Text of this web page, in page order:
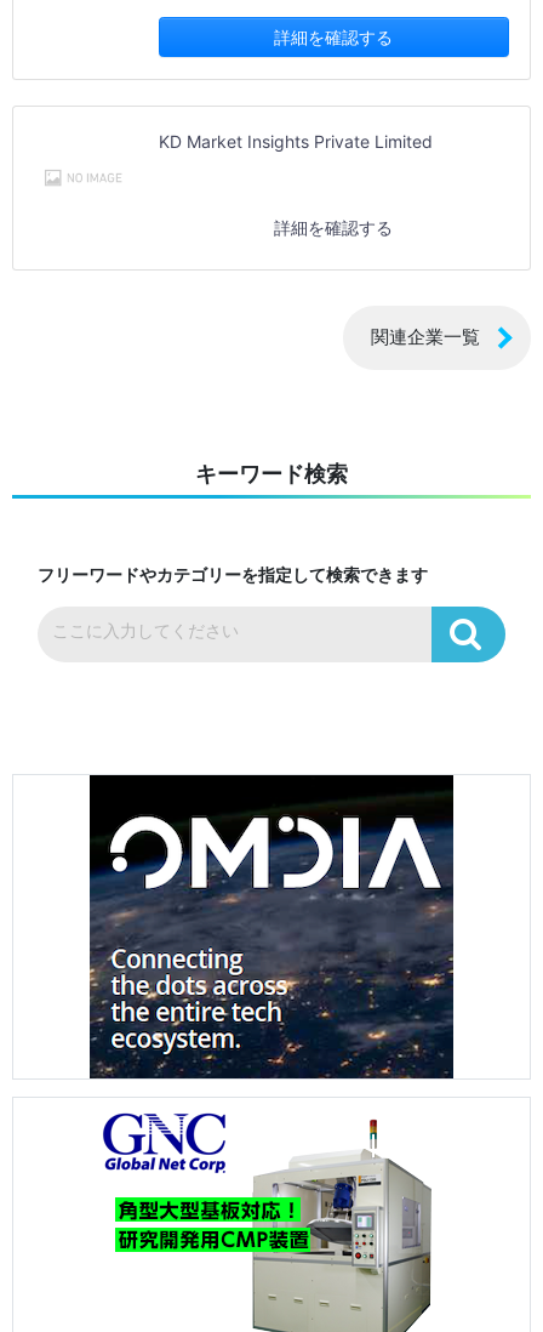
詳細を確認する
KD Market Insights Private Limited
詳細を確認する
関連企業一覧
キーワード検索
フリーワードやカテゴリーを指定して検索できます